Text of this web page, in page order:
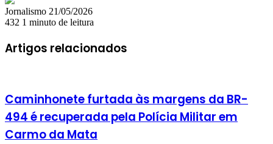
Jornalismo Mande
um
mail
21/05/2026
432 1 minuto de leitura
Artigos relacionados
Caminhonete furtada às margens da BR-
494 é recuperada pela Polícia Militar em
Carmo da Mata